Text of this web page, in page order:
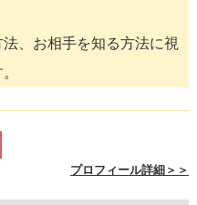
、お相手を知る方法に視
プロフィール詳細＞＞